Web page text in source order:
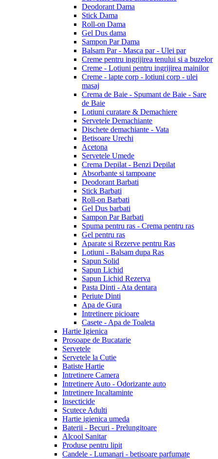
Deodorant Dama
Stick Dama
Roll-on Dama
Gel Dus dama
Sampon Par Dama
Balsam Par - Masca par - Ulei par
Creme pentru ingrijirea tenului si a buzelor
Creme - Lotiuni pentru ingrijirea mainilor
Creme - lapte corp - lotiuni corp - ulei
masaj
Crema de Baie - Spumant de Baie - Sare
de Baie
Lotiuni curatare & Demachiere
Servetele Demachiante
Dischete demachiante - Vata
Betisoare Urechi
Acetona
Servetele Umede
Crema Depilat - Benzi Depilat
Absorbante si tampoane
Deodorant Barbati
Stick Barbati
Roll-on Barbati
Gel Dus barbati
Sampon Par Barbati
Spuma pentru ras - Crema pentru ras
Gel pentru ras
Aparate si Rezerve pentru Ras
Lotiuni - Balsam dupa Ras
Sapun Solid
Sapun Lichid
Sapun Lichid Rezerva
Pasta Dinti - Ata dentara
Periute Dinti
Apa de Gura
Intretinere picioare
Casete - Apa de Toaleta
Hartie Igienica
Prosoape de Bucatarie
Servetele
Servetele la Cutie
Batiste Hartie
Intretinere Camera
Intretinere Auto - Odorizante auto
Intretinere Incaltaminte
Insecticide
Scutece Adulti
Hartie igienica umeda
Baterii - Becuri - Prelungitoare
Alcool Sanitar
Produse pentru lipit
Candele - Lumanari - betisoare parfumate